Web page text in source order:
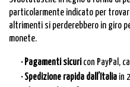
particolarmente indicato per
altrimenti si perderebbero in giro
monete.
· Pagamenti sicuri con PayPal,
· Spedizione rapida dall’Italia in